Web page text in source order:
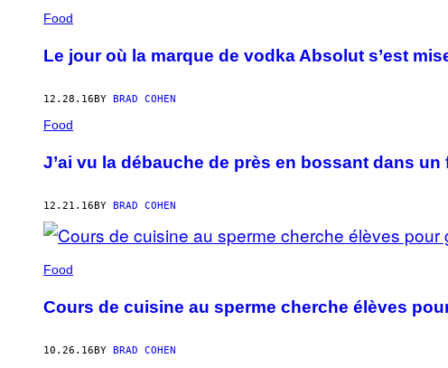
Food
Le jour où la marque de vodka Absolut s’est
12.28.16 BY BRAD COHEN
Food
J’ai vu la débauche de près en bossant dans
12.21.16 BY BRAD COHEN
Food
Cours de cuisine au sperme cherche élèves
10.26.16 BY BRAD COHEN